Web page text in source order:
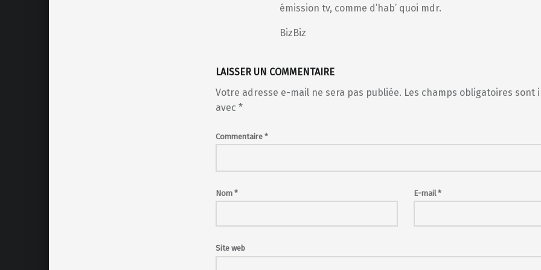
émission tv, comme d’hab’ quoi mdr.
BizBiz
LAISSER UN COMMENTAIRE
Votre adresse e-mail ne sera pas publiée. Les champs obligatoires sont
avec *
Commentaire *
Nom * E-mail*
Site web